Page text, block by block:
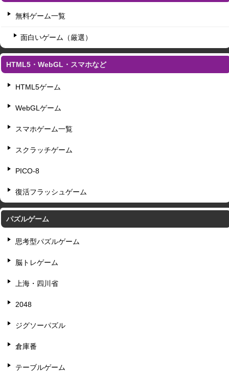
無料ゲーム一覧
面白いゲーム（厳選）
HTML5・WebGL・スマホなど
HTML5ゲーム
WebGLゲーム
スマホゲーム一覧
スクラッチゲーム
PICO-8
復活フラッシュゲーム
パズルゲーム
思考型パズルゲーム
脳トレゲーム
上海・四川省
2048
ジグソーパズル
倉庫番
テーブルゲーム